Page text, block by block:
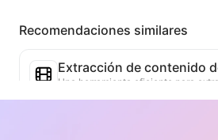
Recomendaciones similares
Extracción de contenido